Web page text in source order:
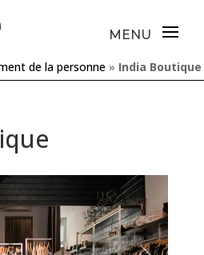
de la personne » India Boutique